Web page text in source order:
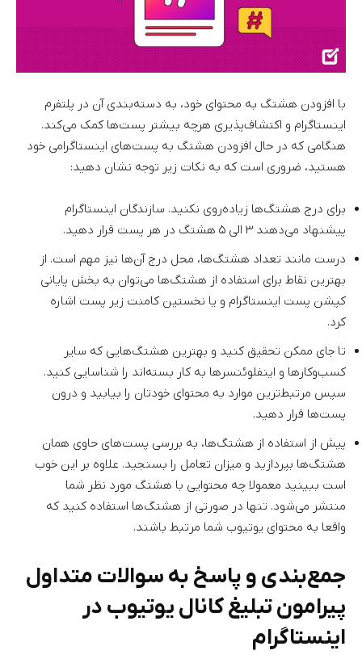
با افزودن هشتگ به محتوای خود، به دسته‌بندی آن در پلتفرم
اینستاگرام و اکتشاف‌پذیری هرچه بیشتر پست‌ها کمک می‌کند.
هنگامی که در حال افزودن هشتگ به پست‌های اینستاگرامی خود
هستید، ضروری است که به نکات زیر توجه نشان دهید:
برای درج هشتگ‌ها زیاده‌روی نکنید. سازندگان اینستاگرام
پیشنهاد می‌دهند ۳ الی ۵ هشتگ در هر پست قرار دهید.
درست مانند تعداد هشتگ‌ها، محل درج آن‌ها نیز مهم است. از
بهترین نقاط برای استفاده از هشتگ‌ها می‌توان به بخش پایانی
کپشن پست اینستاگرام و یا نخستین کامنت زیر پست اشاره
کرد.
تا جای ممکن تحقیق کنید و بهترین هشتگ‌هایی که سایر
کسب‌وکارها و اینفلوئنسرها به کار بسته‌اند را شناسایی کنید.
سپس مرتبط‌ترین موارد به محتوای خودتان را بیابید و درون
پست‌ها قرار دهید.
پیش از استفاده از هشتگ‌ها، به بررسی پست‌های حاوی همان
هشتگ‌ها بپردازید و میزان تعامل را بسنجید. علاوه بر این خوب
است ببینید معمولا چه محتوایی با هشتگ مورد نظر شما
منتشر می‌شود. تنها در صورتی از هشتگ‌ها استفاده کنید که
واقعا به محتوای یوتیوب شما مرتبط باشند.
جمع‌بندی و پاسخ به سوالات متداول
پیرامون تبلیغ کانال یوتیوب در
اینستاگرام